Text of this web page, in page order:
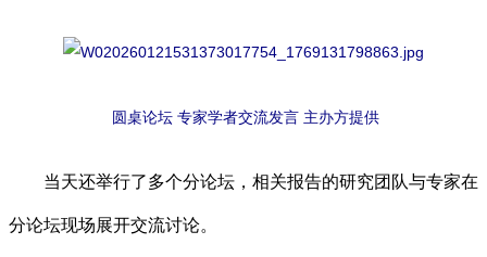
圆桌论坛 专家学者交流发言 主办方提供
当天还举行了多个分论坛，相关报告的研究团队与专家在
分论坛现场展开交流讨论。